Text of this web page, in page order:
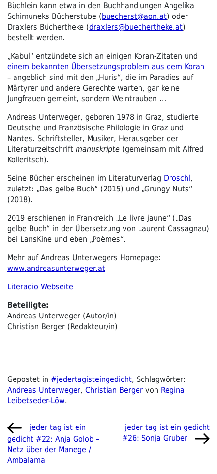
Büchlein kann etwa in den Buchhandlungen Angelika
Schimuneks Bücherstube (buecherst@aon.at) oder
Draxlers Büchertheke (draxlers@buechertheke.at)
bestellt werden.
„Kabul“ entzündete sich an einigen Koran-Zitaten und
einem bekannten Übersetzungsproblem aus dem Koran
– angeblich sind mit den „Huris“, die im Paradies auf
Märtyrer und andere Gerechte warten, gar keine
Jungfrauen gemeint, sondern Weintrauben …
Andreas Unterweger, geboren 1978 in Graz, studierte
Deutsche und Französische Philologie in Graz und
Nantes. Schriftsteller, Musiker, Herausgeber der
Literaturzeitschrift manuskripte (gemeinsam mit Alfred
Kolleritsch).
Seine Bücher erscheinen im Literaturverlag Droschl,
zuletzt: „Das gelbe Buch“ (2015) und „Grungy Nuts“
(2018).
2019 erschienen in Frankreich „Le livre jaune“ („Das
gelbe Buch“ in der Übersetzung von Laurent Cassagnau)
bei LansKine und eben „Poèmes“.
Mehr auf Andreas Unterwegers Homepage:
www.andreasunterweger.at
Literadio Webseite
Beteiligte:
Andreas Unterweger (Autor/in)
Christian Berger (Redakteur/in)
Gepostet in #jedertagisteingedicht, Schlagwörter:
Andreas Unterweger, Christian Berger von Regina
Leibetseder-Löw.
Beitragsnavigation
Vorheriger
Beitrag
jeder tag ist ein
gedicht #22: Anja Golob –
Netz über der Manege /
Ambalama
Nächster
Beitrag
jeder tag ist ein gedicht
#26: Sonja Gruber